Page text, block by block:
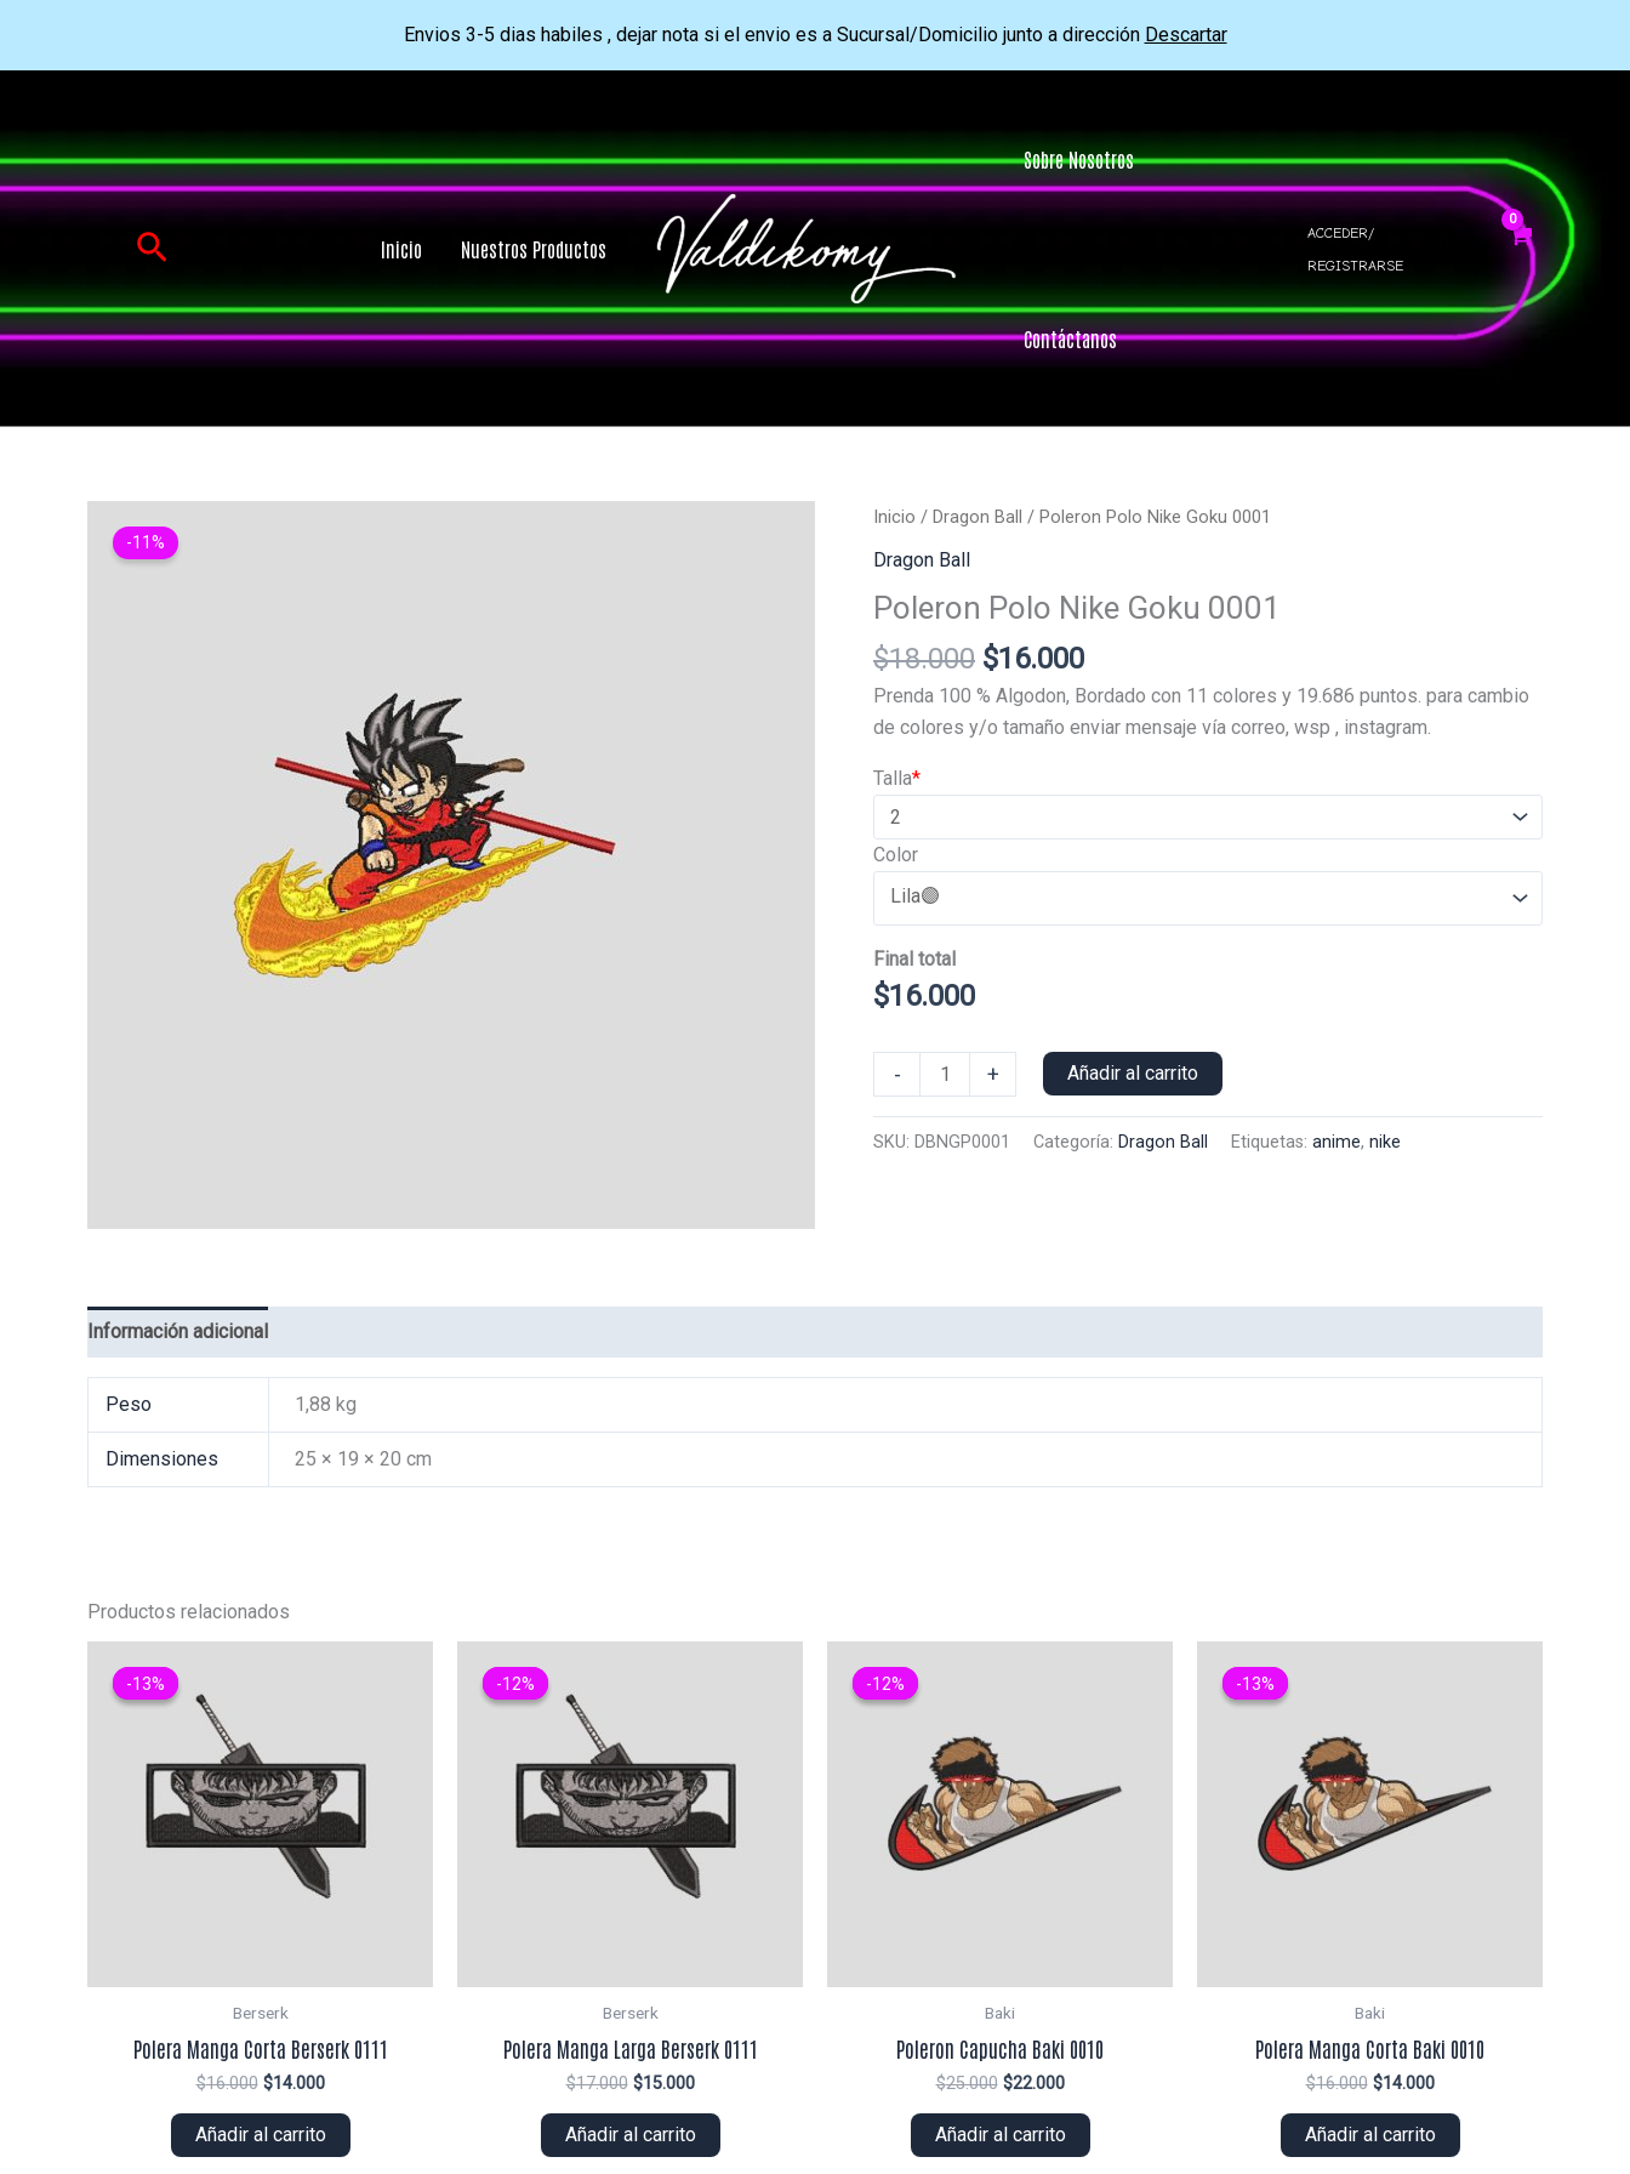
Envios 3-5 dias habiles , dejar nota si el envio es a Sucursal/Domicilio junto a dirección Descartar
contenido
Buscar Inicio Nuestros Productos
Sobre Nosotros
Contáctanos
ACCEDER/
REGISTRARSE
-11%
Inicio / Dragon Ball / Poleron Polo Nike Goku 0001
Dragon Ball
Poleron Polo Nike Goku 0001
$18.000 El
precio
original
$16.000El
precio
actual
Prenda 100 % Algodon, Bordado con 11 colores y 19.686 puntos. para cambio
de colores y/o tamaño enviar mensaje vía correo, wsp , instagram.
*
Talla
Color
Final total
$16.000
-
Polo
Nike
+ Añadir al carrito
SKU: DBNGP0001 Categoría: Dragon Ball Etiquetas: anime, nike
Información adicional
Peso 1,88 kg
Dimensiones 25 × 19 × 20 cm
Productos relacionados
-13%
-13%
Berserk
Polera Manga Corta Berserk 0111
$16.000 El
original
era:
$14.000El
actual
es:
Añadir al carrito
-12%
-12%
Berserk
Polera Manga Larga Berserk 0111
$17.000 El
original
era:
$15.000El
actual
es:
Añadir al carrito
-12%
-12%
Baki
Poleron Capucha Baki 0010
$25.000 El
original
era:
$22.000El
actual
es:
Añadir al carrito
-13%
-13%
Baki
Polera Manga Corta Baki 0010
$16.000 El
original
era:
$14.000El
actual
es:
Añadir al carrito